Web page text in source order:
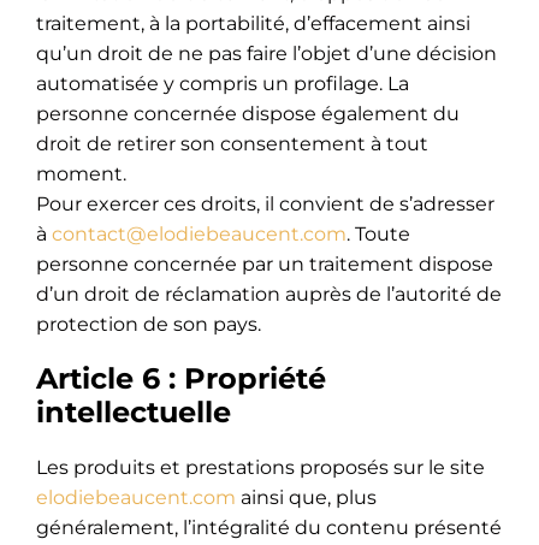
traitement, à la portabilité, d’effacement ainsi
qu’un droit de ne pas faire l’objet d’une décision
automatisée y compris un profilage. La
personne concernée dispose également du
droit de retirer son consentement à tout
moment.
Pour exercer ces droits, il convient de s’adresser
à contact@elodiebeaucent.com. Toute
personne concernée par un traitement dispose
d’un droit de réclamation auprès de l’autorité de
protection de son pays.
Article 6 : Propriété
intellectuelle
Les produits et prestations proposés sur le site
elodiebeaucent.com ainsi que, plus
généralement, l’intégralité du contenu présenté